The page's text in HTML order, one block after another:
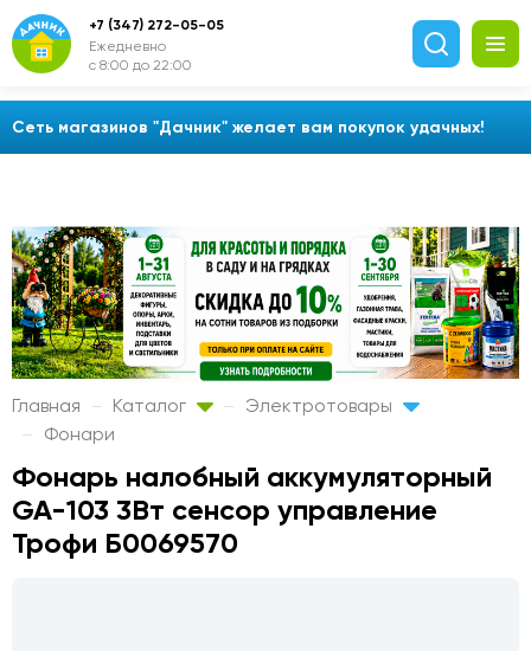
Сеть магазинов "Дачник" желает вам покупок удачных!
+7 (347) 272-05-05
Ежедневно
с 8:00 до 22:00
Главная Каталог
Электротовары
Фонари
Фонарь налобный аккумуляторный
GA-103 3Вт сенсор управление
Трофи Б0069570